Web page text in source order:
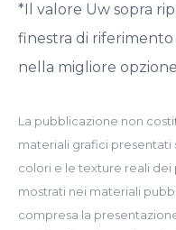
*Il valore Uw sopra
finestra di riferimento
nella migliore
La pubblicazione non
materiali grafici presentati
colori e le texture reali
mostrati nei materiali
compresa la